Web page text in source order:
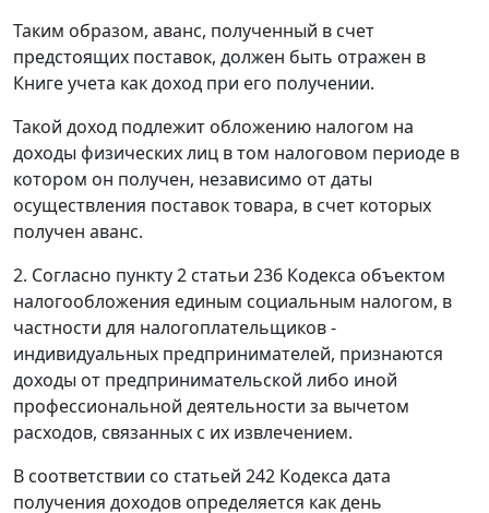
Таким образом, аванс, полученный в счет
предстоящих поставок, должен быть отражен в
Книге учета как доход при его получении.
Такой доход подлежит обложению налогом на
доходы физических лиц в том налоговом периоде в
котором он получен, независимо от даты
осуществления поставок товара, в счет которых
получен аванс.
2. Согласно пункту 2 статьи 236 Кодекса объектом
налогообложения единым социальным налогом, в
частности для налогоплательщиков -
индивидуальных предпринимателей, признаются
доходы от предпринимательской либо иной
профессиональной деятельности за вычетом
расходов, связанных с их извлечением.
В соответствии со статьей 242 Кодекса дата
получения доходов определяется как день